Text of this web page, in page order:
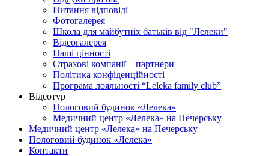
Питання відповіді
Фотогалерея
Школа для майбутніх батьків від "Лелеки"
Відеогалерея
Наші цінності
Страхові компанії – партнери
Політика конфіденційності
Програма лояльності “Leleka family club”
Відеотур
Пологовий будинок «Лелека»
Медичний центр «Лелека» на Печерську
Медичний центр «Лелека» на Печерську
Пологовий будинок «Лелека»
Контакти